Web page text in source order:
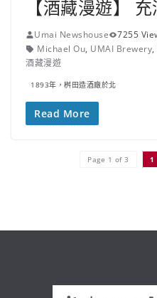
【酒藏漫遊】
Umai Newshouse
7255
Michael Ou, UMAI Brewery,
酒藏漫遊
1893年，桝田造酒廠於北
Read More
Page 1 of 3 1